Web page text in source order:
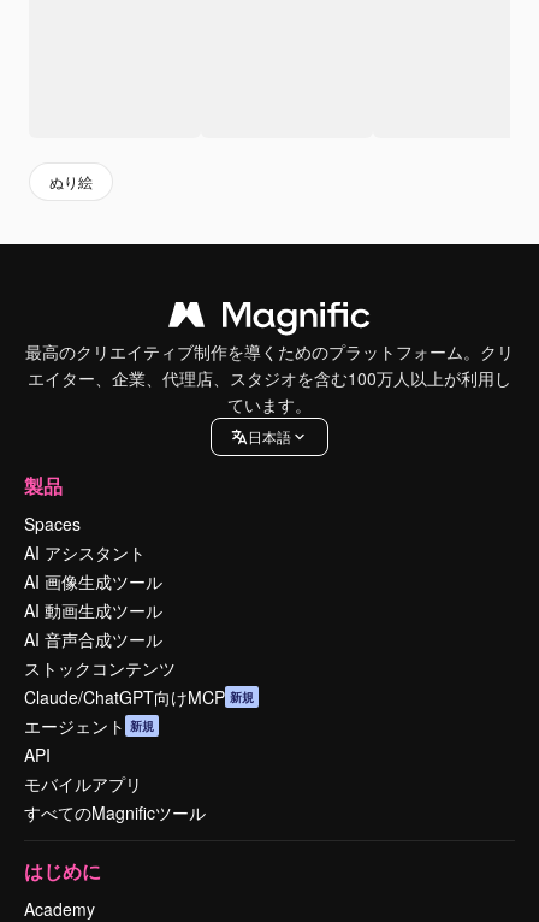
ぬり絵
最高のクリエイティブ制作を導くためのプラットフォーム。クリ
エイター、企業、代理店、スタジオを含む100万人以上が利用し
ています。
日本語
製品
Spaces
AI アシスタント
AI 画像生成ツール
AI 動画生成ツール
AI 音声合成ツール
ストックコンテンツ
Claude/ChatGPT向けMCP 新規
エージェント 新規
API
モバイルアプリ
すべてのMagnificツール
はじめに
Academy